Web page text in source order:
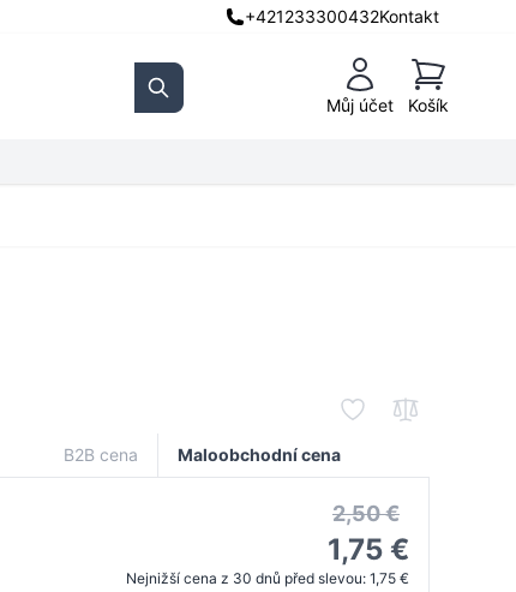
+421233300432Kontakt
Search Můj účet
Košík
Košík
B2B cena Maloobchodní cena
2,50 €
1,75 €
Nejnižší cena z 30 dnů před slevou: 1,75 €